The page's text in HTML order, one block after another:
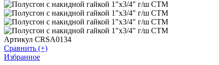
Артикул CRSA0134
Сравнить (+)
Избранное